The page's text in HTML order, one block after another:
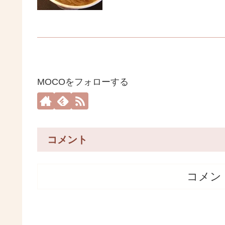
MOCOをフォローする
コメント
コメン